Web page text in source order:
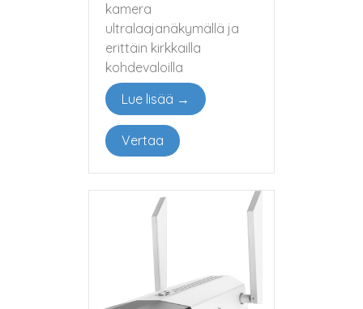
kamera
ultralaajanäkymällä ja
erittäin kirkkailla
kohdevaloilla
Lue lisää →
Vertaa